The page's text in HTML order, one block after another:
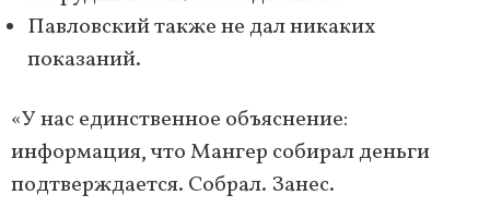
Павловский также не дал никаких
показаний.
«У нас единственное объяснение:
информация, что Мангер собирал деньги
подтверждается. Собрал. Занес.